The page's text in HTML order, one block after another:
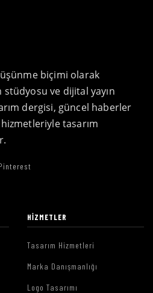
biçimi olarak
ve dijital yayın
dergisi, güncel haberler
tasarım
HIZMETLER
Tasarım Hizmetleri
Marka Danışmanlığı
Logo Tasarımı